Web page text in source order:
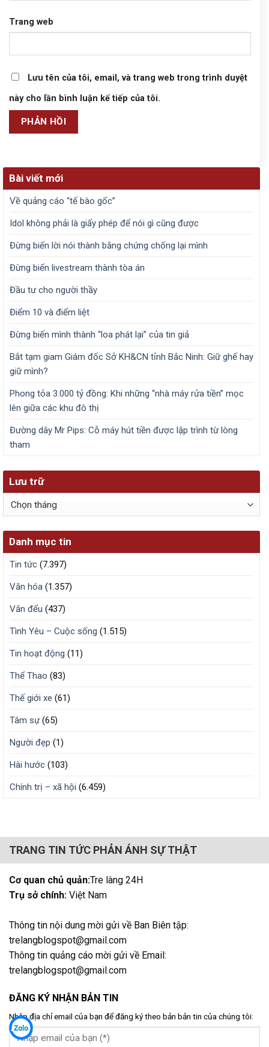
Trang web
Lưu tên của tôi, email, và trang web trong trình duyệt
này cho lần bình luận kế tiếp của tôi.
Bài viết mới
Về quảng cáo “tế bào gốc”
Idol không phải là giấy phép để nói gì cũng được
Đừng biến lời nói thành bằng chứng chống lại mình
Đừng biến livestream thành tòa án
Đầu tư cho người thầy
Điểm 10 và điểm liệt
Đừng biến mình thành “loa phát lại” của tin giả
Bắt tạm giam Giám đốc Sở KH&CN tỉnh Bắc Ninh: Giữ ghế hay
giữ mình?
Phong tỏa 3.000 tỷ đồng: Khi những “nhà máy rửa tiền” mọc
lên giữa các khu đô thị
Đường dây Mr Pips: Cỗ máy hút tiền được lập trình từ lòng
tham
Lưu trữ
Lưu
Danh mục tin
Tin tức (7.397)
Văn hóa (1.357)
Văn đểu (437)
Tình Yêu – Cuộc sống (1.515)
Tin hoạt động (11)
Thể Thao (83)
Thế giới xe (61)
Tâm sự(65)
Người đẹp (1)
Hài hước (103)
Chính trị – xã hội (6.459)
TRANG TIN TỨC PHẢN ÁNH SỰ THẬT
Cơ quan chủ quản:Tre làng 24H
Trụ sở chính: Việt Nam
Thông tin nội dung mời gửi về Ban Biên tập:
trelangblogspot@gmail.com
Thông tin quảng cáo mời gửi về Email:
trelangblogspot@gmail.com
ĐĂNG KÝ NHẬN BẢN TIN
Nhập địa chỉ email của bạn để đăng ký theo bản bản tin của chúng tôi: